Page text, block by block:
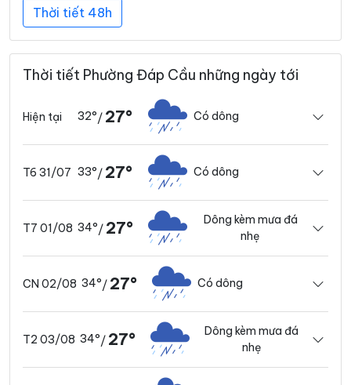
Thời tiết 48h
Thời tiết Phường Đáp Cầu những ngày tới
Hiện tại 32°/ 27° Có dông
T6 31/07 33°/ 27° Có dông
T7 01/08 34°/ 27°
Dông kèm mưa đá
nhẹ
CN 02/08 34°/ 27° Có dông
T2 03/08 34°/ 27°
Dông kèm mưa đá
nhẹ